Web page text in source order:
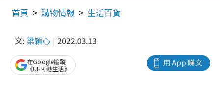
首頁 購物情報 生活百貨
文: 梁穎心 2022.03.13
用 App 睇文
在Google追蹤
《UHK 港生活》